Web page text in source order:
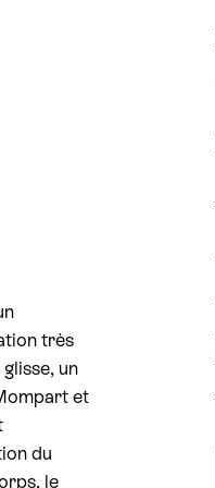
très
un
et
du
le